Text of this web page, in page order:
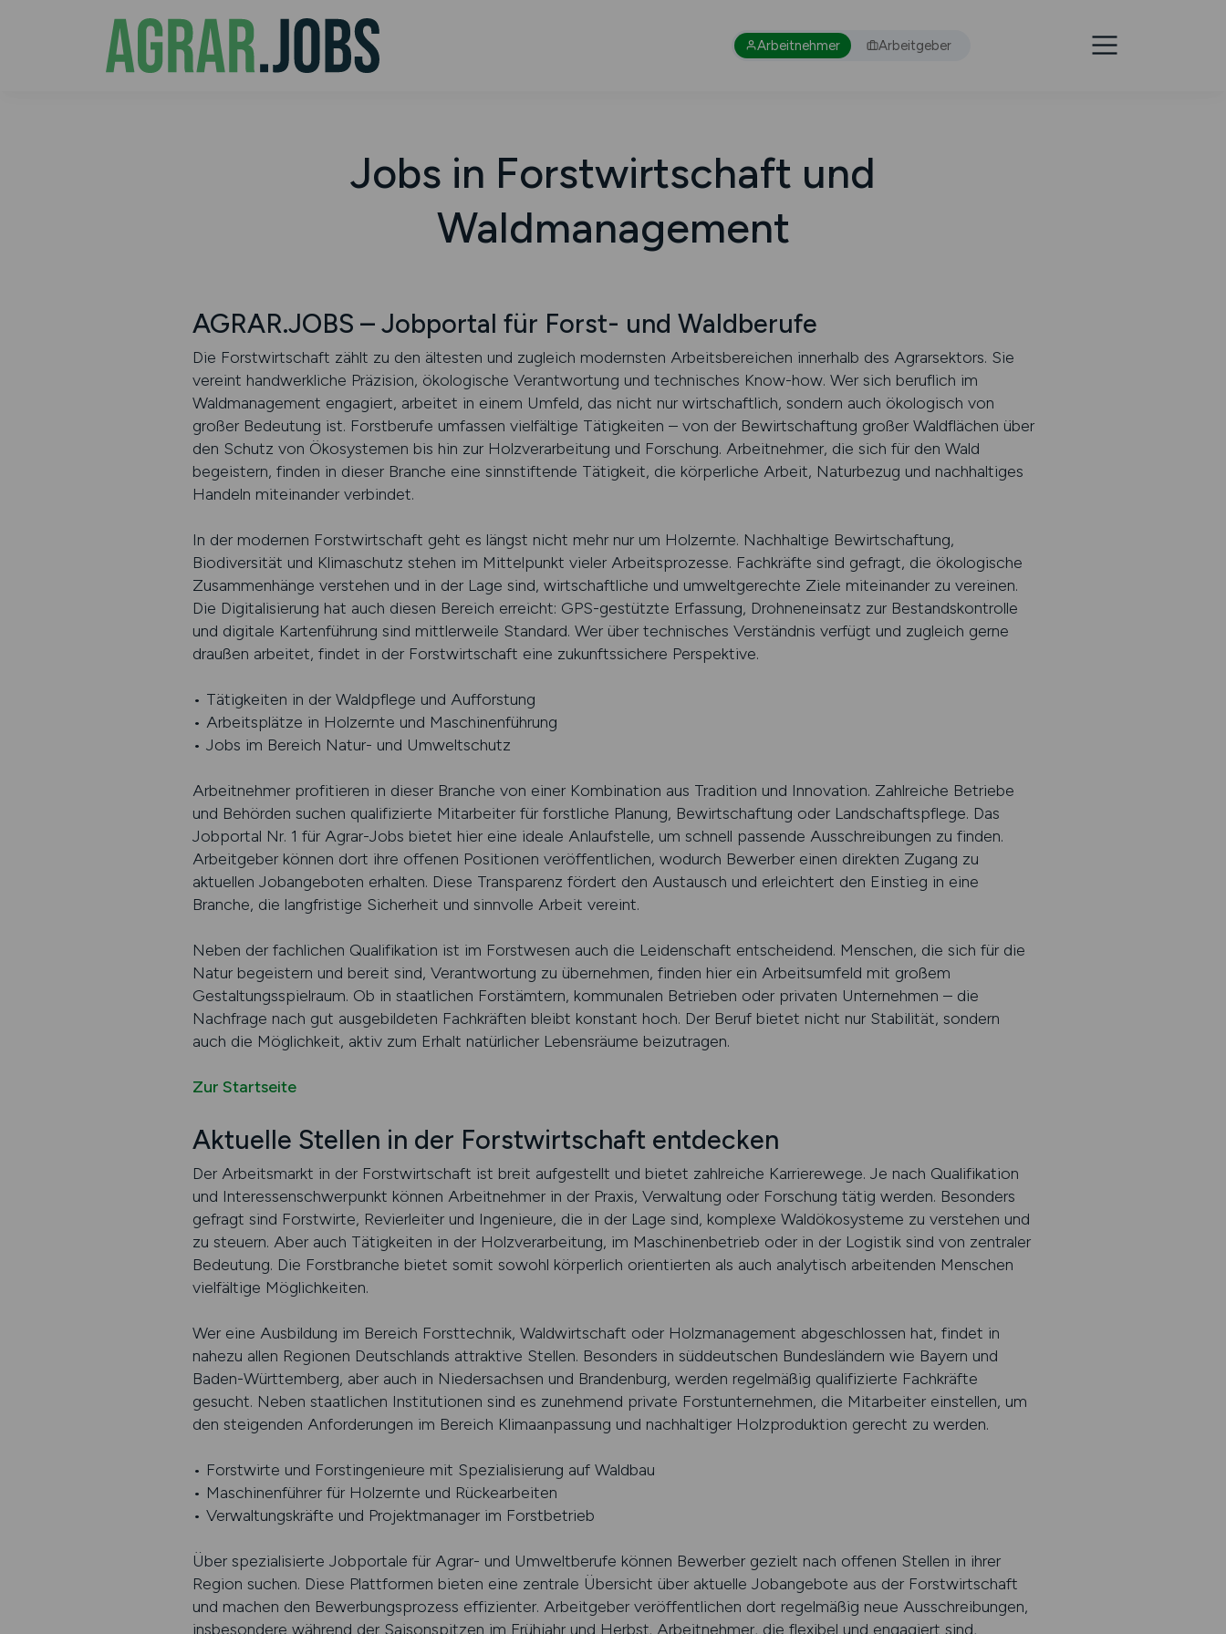
Arbeitnehmer Arbeitgeber
Jobs in Forstwirtschaft und
Waldmanagement
AGRAR.JOBS – Jobportal für Forst- und Waldberufe
Die Forstwirtschaft zählt zu den ältesten und zugleich modernsten Arbeitsbereichen innerhalb des Agrarsektors. Sie
vereint handwerkliche Präzision, ökologische Verantwortung und technisches Know-how. Wer sich beruflich im
Waldmanagement engagiert, arbeitet in einem Umfeld, das nicht nur wirtschaftlich, sondern auch ökologisch von
großer Bedeutung ist. Forstberufe umfassen vielfältige Tätigkeiten – von der Bewirtschaftung großer Waldflächen über
den Schutz von Ökosystemen bis hin zur Holzverarbeitung und Forschung. Arbeitnehmer, die sich für den Wald
begeistern, finden in dieser Branche eine sinnstiftende Tätigkeit, die körperliche Arbeit, Naturbezug und nachhaltiges
Handeln miteinander verbindet.
In der modernen Forstwirtschaft geht es längst nicht mehr nur um Holzernte. Nachhaltige Bewirtschaftung,
Biodiversität und Klimaschutz stehen im Mittelpunkt vieler Arbeitsprozesse. Fachkräfte sind gefragt, die ökologische
Zusammenhänge verstehen und in der Lage sind, wirtschaftliche und umweltgerechte Ziele miteinander zu vereinen.
Die Digitalisierung hat auch diesen Bereich erreicht: GPS-gestützte Erfassung, Drohneneinsatz zur Bestandskontrolle
und digitale Kartenführung sind mittlerweile Standard. Wer über technisches Verständnis verfügt und zugleich gerne
draußen arbeitet, findet in der Forstwirtschaft eine zukunftssichere Perspektive.
• Tätigkeiten in der Waldpflege und Aufforstung
• Arbeitsplätze in Holzernte und Maschinenführung
• Jobs im Bereich Natur- und Umweltschutz
Arbeitnehmer profitieren in dieser Branche von einer Kombination aus Tradition und Innovation. Zahlreiche Betriebe
und Behörden suchen qualifizierte Mitarbeiter für forstliche Planung, Bewirtschaftung oder Landschaftspflege. Das
Jobportal Nr. 1 für Agrar-Jobs bietet hier eine ideale Anlaufstelle, um schnell passende Ausschreibungen zu finden.
Arbeitgeber können dort ihre offenen Positionen veröffentlichen, wodurch Bewerber einen direkten Zugang zu
aktuellen Jobangeboten erhalten. Diese Transparenz fördert den Austausch und erleichtert den Einstieg in eine
Branche, die langfristige Sicherheit und sinnvolle Arbeit vereint.
Neben der fachlichen Qualifikation ist im Forstwesen auch die Leidenschaft entscheidend. Menschen, die sich für die
Natur begeistern und bereit sind, Verantwortung zu übernehmen, finden hier ein Arbeitsumfeld mit großem
Gestaltungsspielraum. Ob in staatlichen Forstämtern, kommunalen Betrieben oder privaten Unternehmen – die
Nachfrage nach gut ausgebildeten Fachkräften bleibt konstant hoch. Der Beruf bietet nicht nur Stabilität, sondern
auch die Möglichkeit, aktiv zum Erhalt natürlicher Lebensräume beizutragen.
Zur Startseite
Aktuelle Stellen in der Forstwirtschaft entdecken
Der Arbeitsmarkt in der Forstwirtschaft ist breit aufgestellt und bietet zahlreiche Karrierewege. Je nach Qualifikation
und Interessenschwerpunkt können Arbeitnehmer in der Praxis, Verwaltung oder Forschung tätig werden. Besonders
gefragt sind Forstwirte, Revierleiter und Ingenieure, die in der Lage sind, komplexe Waldökosysteme zu verstehen und
zu steuern. Aber auch Tätigkeiten in der Holzverarbeitung, im Maschinenbetrieb oder in der Logistik sind von zentraler
Bedeutung. Die Forstbranche bietet somit sowohl körperlich orientierten als auch analytisch arbeitenden Menschen
vielfältige Möglichkeiten.
Wer eine Ausbildung im Bereich Forsttechnik, Waldwirtschaft oder Holzmanagement abgeschlossen hat, findet in
nahezu allen Regionen Deutschlands attraktive Stellen. Besonders in süddeutschen Bundesländern wie Bayern und
Baden-Württemberg, aber auch in Niedersachsen und Brandenburg, werden regelmäßig qualifizierte Fachkräfte
gesucht. Neben staatlichen Institutionen sind es zunehmend private Forstunternehmen, die Mitarbeiter einstellen, um
den steigenden Anforderungen im Bereich Klimaanpassung und nachhaltiger Holzproduktion gerecht zu werden.
• Forstwirte und Forstingenieure mit Spezialisierung auf Waldbau
• Maschinenführer für Holzernte und Rückearbeiten
• Verwaltungskräfte und Projektmanager im Forstbetrieb
Über spezialisierte Jobportale für Agrar- und Umweltberufe können Bewerber gezielt nach offenen Stellen in ihrer
Region suchen. Diese Plattformen bieten eine zentrale Übersicht über aktuelle Jobangebote aus der Forstwirtschaft
und machen den Bewerbungsprozess effizienter. Arbeitgeber veröffentlichen dort regelmäßig neue Ausschreibungen,
insbesondere während der Saisonspitzen im Frühjahr und Herbst. Arbeitnehmer, die flexibel und engagiert sind,